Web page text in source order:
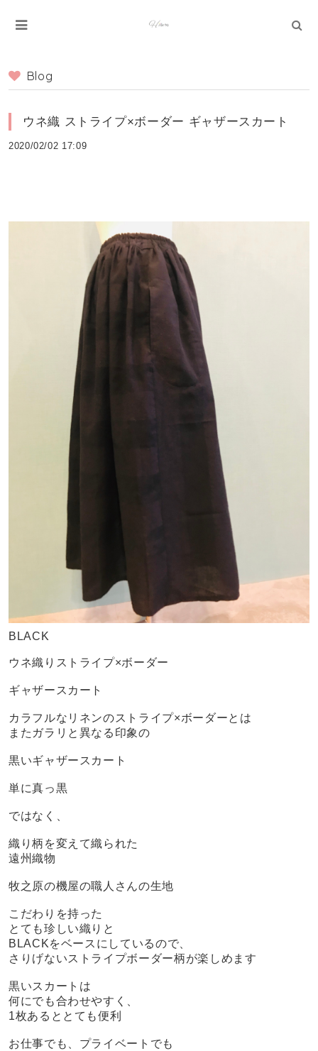
Blog
ウネ織 ストライプ×ボーダー ギャザースカート
2020/02/02 17:09
BLACK
ウネ織りストライプ×ボーダー
ギャザースカート
カラフルなリネンのストライプ×ボーダーとは
またガラリと異なる印象の
黒いギャザースカート
単に真っ黒
ではなく、
織り柄を変えて織られた
遠州織物
牧之原の機屋の職人さんの生地
こだわりを持った
とても珍しい織りと
BLACKをベースにしているので、
さりげないストライプボーダー柄が楽しめます
黒いスカートは
何にでも合わせやすく、
1枚あるととても便利
お仕事でも、プライベートでも